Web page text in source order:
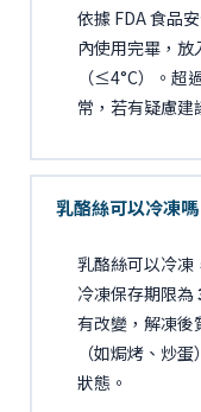
依據 FDA 食品
內使用完畢，
（≤4°C）。超
常，若有疑慮建
乳酪絲可以冷凍
乳酪絲可以冷凍
冷凍保存期限為
有改變，解凍後
（如焗烤、炒
狀態。